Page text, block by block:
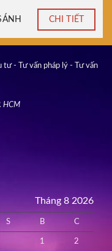
CHI TIẾT
tư - Tư vấn pháp lý - Tư vấn
HCM
Tháng 8 2026
S B C
1 2